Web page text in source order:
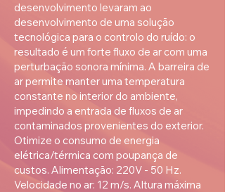
desenvolvimento levaram ao
desenvolvimento de uma solução
tecnológica para o controlo do ruído: o
resultado é um forte fluxo de ar com uma
perturbação sonora mínima. A barreira de
ar permite manter uma temperatura
constante no interior do ambiente,
impedindo a entrada de fluxos de ar
contaminados provenientes do exterior.
Otimize o consumo de energia
elétrica/térmica com poupança de
custos. Alimentação: 220V - 50 Hz.
Velocidade no ar: 12 m/s. Altura máxima